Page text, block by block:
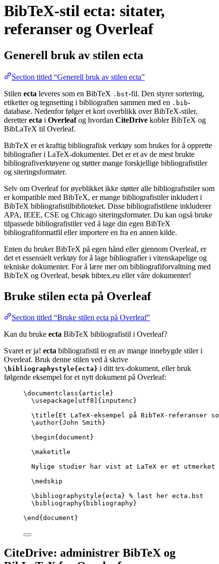
BibTeX-stil ecta: sitater,
referanser og Overleaf
Generell bruk av stilen ecta
Section titled “Generell bruk av stilen ecta”
Stilen ecta leveres som en BibTeX .bst-fil. Den styrer sortering,
etiketter og tegnsetting i bibliografien sammen med en .bib-
database. Nedenfor følger et kort overblikk over BibTeX-stiler,
deretterecta i Overleafog hvordan CiteDrive kobler BibTeX og
BibLaTeX til Overleaf.
BibTeX er et kraftig bibliografisk verktøy som brukes for å opprette
bibliografier i LaTeX-dokumenter. Det er et av de mest brukte
bibliografiverktøyene og støtter mange forskjellige bibliografistiler
og siteringsformater.
Selv om Overleaf for øyeblikket ikke støtter alle bibliografistiler som
er kompatible med BibTeX, er mange bibliografistiler inkludert i
BibTeX bibliografistilbiblioteket. Disse bibliografistilene inkluderer
APA, IEEE, CSE og Chicago siteringsformater. Du kan også bruke
tilpassede bibliografistiler ved å lage din egen BibTeX
bibliografiformatfil eller importere en fra en annen kilde.
Enten du bruker BibTeX på egen hånd eller gjennom Overleaf, er
det et essensielt verktøy for å lage bibliografier i vitenskapelige og
tekniske dokumenter. For å lære mer om bibliografiforvaltning med
BibTeX og Overleaf, besøk bibtex.eu eller våre dokumenter!
Bruke stilen ecta på Overleaf
Section titled “Bruke stilen ecta på Overleaf”
Kan du bruke ecta BibTeX bibliografistil i Overleaf?
Svaret er ja! ecta bibliografistil er en av mange innebygde stiler i
Overleaf. Bruk denne stilen ved å skrive
\bibliographystyle{ecta} i ditt tex-dokument, eller bruk
følgende eksempel for et nytt dokument på Overleaf:
\documentclass{ article }
\usepackage
utf8 ]{ inputenc }
\title{Et LaTeX-eksempel på BibTeX-
\author{John Smith}
\begin{ document }
\maketitle
Nylige studier har vist at LaTeX er et utmerket
\medskip
\bibliographystyle{ecta} % last her ecta.bst
\bibliography{bibliography}
\end { document }
CiteDrive: administrer BibTeX og